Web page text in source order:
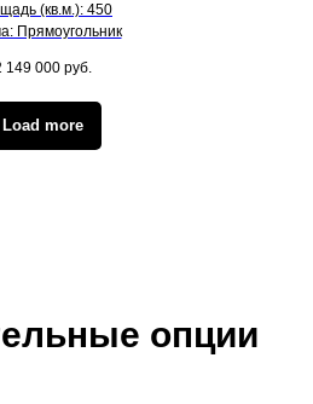
(кв.м.): 450
Прямоугольник
149 000 руб.
Load more
опции